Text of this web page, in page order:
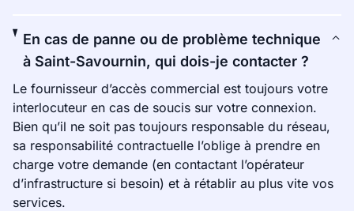
En cas de panne ou de problème technique
à Saint-Savournin, qui dois-je contacter ?
Le fournisseur d’accès commercial est toujours votre
interlocuteur en cas de soucis sur votre connexion.
Bien qu’il ne soit pas toujours responsable du réseau,
sa responsabilité contractuelle l’oblige à prendre en
charge votre demande (en contactant l’opérateur
d’infrastructure si besoin) et à rétablir au plus vite vos
services.